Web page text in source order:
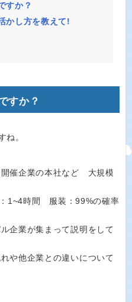
すか？
かし方を教えて!
すか？
ね。
催企業の本社など 大規模
1~4時間 服装：99%の確率
企業が集まって説明をして
や他企業との違いについて